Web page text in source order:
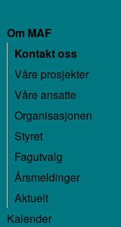
Om MAF
Kontakt oss
Våre prosjekter
Våre ansatte
Organisasjonen
Styret
Fagutvalg
Årsmeldinger
Aktuelt
Kalender